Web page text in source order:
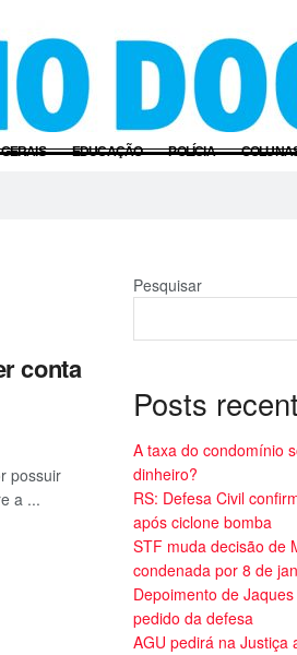
EDUCAÇÃO POLÍCIA
conta
possuir
a ...
Pesquisar
Posts
A taxa do condomínio
dinheiro?
RS: Defesa Civil
após ciclone bomba
STF muda decisão de
condenada por 8 de
Depoimento de
pedido da defesa
AGU pedirá na Justiça